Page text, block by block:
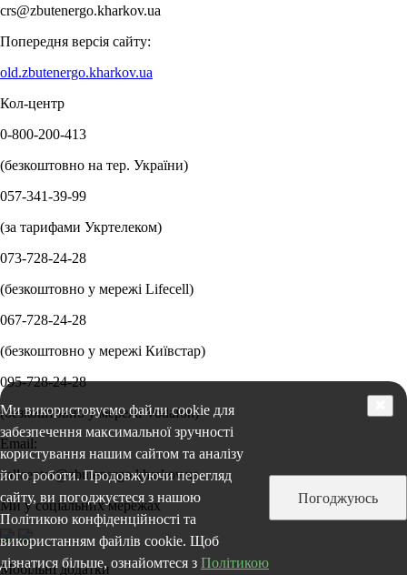
Ми використовуємо файли cookie для
забезпечення максимальної зручності
користування нашим сайтом та аналізу
його роботи. Продовжуючи перегляд
сайту, ви погоджуєтеся з нашою
Політикою конфіденційності та
використанням файлів cookie. Щоб
дізнатися більше, ознайомтеся з Політикою
Погоджуюсь
crs@zbutenergo.kharkov.ua
Попередня версія сайту:
old.zbutenergo.kharkov.ua
Кол-центр
0-800-200-413
(безкоштовно на тер. України)
057-341-39-99
(за тарифами Укртелеком)
073-728-24-28
(безкоштовно у мережі Lifecell)
067-728-24-28
(безкоштовно у мережі Київстар)
095-728-24-28
(безкоштовно у мережі Vodafon)
Email:
callcenter@zbutenergo.kharkov.ua
Ми у соціальних мережах
Мобільні додатки